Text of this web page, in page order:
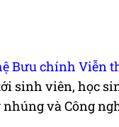
Bưu chính Viễn
sinh viên, học
và Công